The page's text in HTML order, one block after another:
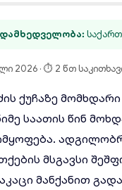
2026 · ⏱ 2 წთ
ქუჩაზე
საათის წინ
მსგავსი
მანქანით